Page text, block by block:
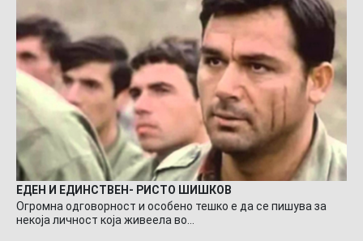
ЕДЕН И ЕДИНСТВЕН- РИСТО ШИШКОВ
Огромна одговорност и особено тешко е да се пишува за
некоја личност која живеела во…